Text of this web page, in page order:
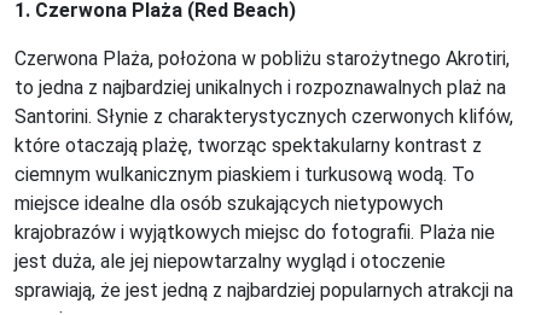
1. Czerwona Plaża (Red Beach)
Czerwona Plaża, położona w pobliżu starożytnego Akrotiri,
to jedna z najbardziej unikalnych i rozpoznawalnych plaż na
Santorini. Słynie z charakterystycznych czerwonych klifów,
które otaczają plażę, tworząc spektakularny kontrast z
ciemnym wulkanicznym piaskiem i turkusową wodą. To
miejsce idealne dla osób szukających nietypowych
krajobrazów i wyjątkowych miejsc do fotografii. Plaża nie
jest duża, ale jej niepowtarzalny wygląd i otoczenie
sprawiają, że jest jedną z najbardziej popularnych atrakcji na